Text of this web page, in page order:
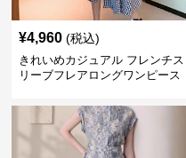
¥4,960 (税込)
きれいめカジュアル フレンチス
リーブフレアロングワンピース
人ナチュラル ゆったり大きいサ
イズ 夏ワンピ